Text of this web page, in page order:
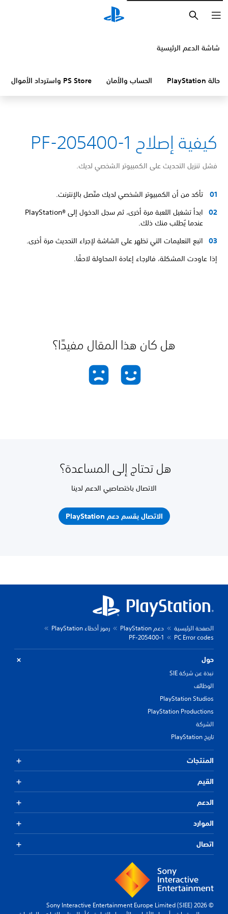
شاشة الدعم الرئيسية
حالة PlayStation الحساب والأمان PS Store واسترداد الأموال
كيفية إصلاح PF-205400-1
فشل تنزيل التحديث على الكمبيوتر الشخصي لديك.
تأكد من أن الكمبيوتر الشخصي لديك متّصل بالإنترنت.
ابدأ تشغيل اللعبة مرة أخرى، ثم سجل الدخول إلى PlayStation®‎
عندما يُطلب منك ذلك.
اتبع التعليمات التي تظهر على الشاشة لإجراء التحديث مرة أخرى.
إذا عاودت المشكلة، فالرجاء إعادة المحاولة لاحقًا.
هل كان هذا المقال مفيدًا؟
هل تحتاج إلى المساعدة؟
الاتصال باختصاصيي الدعم لدينا
الاتصال بقسم دعم PlayStation
الصفحة الرئيسية دعم PlayStation
رموز أخطاء PlayStation
PC Error codes
PF-205400-1
حول
نبذة عن شركة SIE
الوظائف
PlayStation Studios
PlayStation Productions
الشركة
تاريخ PlayStation
المنتجات
القيم
الدعم
الموارد
اتصال
© 2026 Sony Interactive Entertainment Europe Limited (SIEE)